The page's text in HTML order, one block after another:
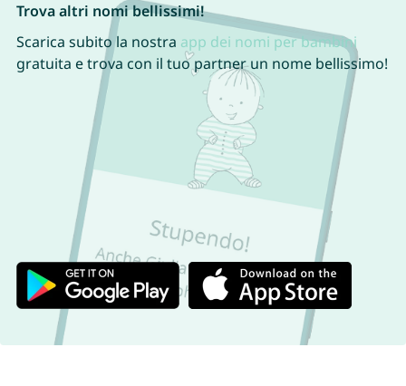
Trova altri nomi bellissimi!
Scarica subito la nostra app dei nomi per bambini
gratuita e trova con il tuo partner un nome bellissimo!